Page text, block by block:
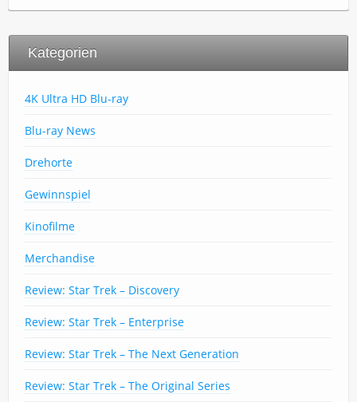
Kategorien
4K Ultra HD Blu-ray
Blu-ray News
Drehorte
Gewinnspiel
Kinofilme
Merchandise
Review: Star Trek – Discovery
Review: Star Trek – Enterprise
Review: Star Trek – The Next Generation
Review: Star Trek – The Original Series